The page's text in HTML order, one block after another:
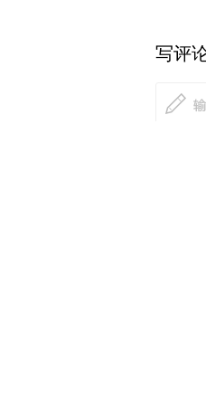
写评